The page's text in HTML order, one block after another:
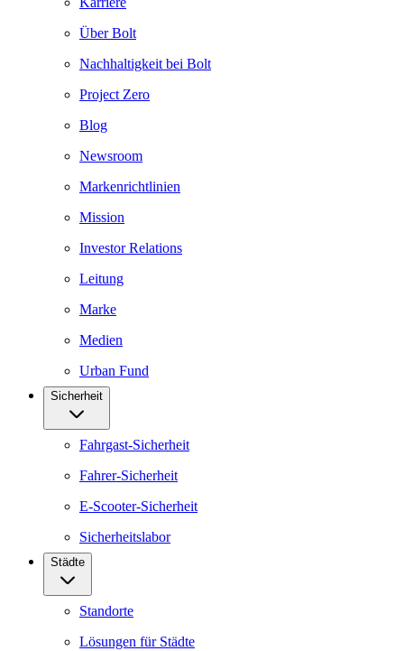
Über Bolt
Nachhaltigkeit bei Bolt
Project Zero
Blog
Newsroom
Markenrichtlinien
Mission
Investor Relations
Leitung
Marke
Medien
Urban Fund
Sicherheit
Fahrgast-Sicherheit
Fahrer-Sicherheit
E-Scooter-Sicherheit
Sicherheitslabor
Städte
Standorte
Lösungen für Städte